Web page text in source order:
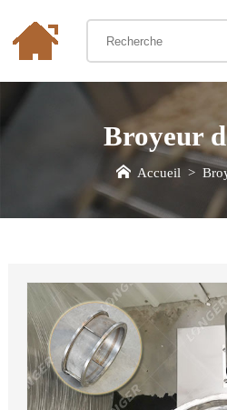
Broyeur
Accueil >